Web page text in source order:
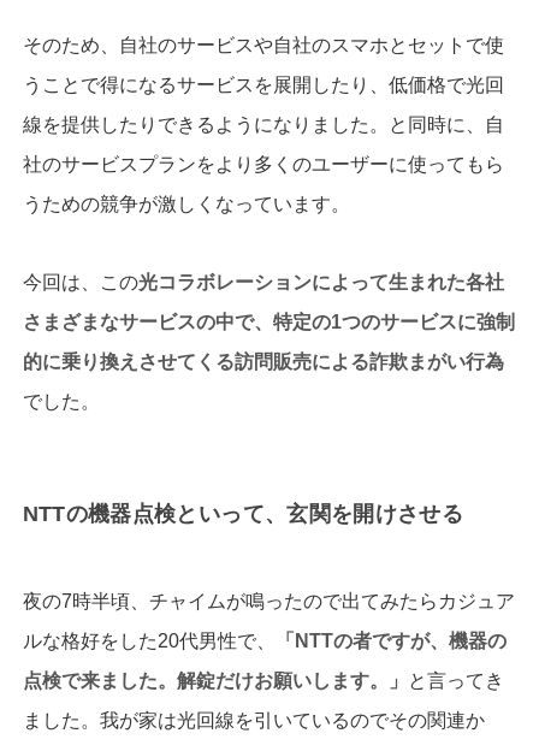
そのため、自社のサービスや自社のスマホとセットで使
うことで得になるサービスを展開したり、低価格で光回
線を提供したりできるようになりました。と同時に、自
社のサービスプランをより多くのユーザーに使ってもら
うための競争が激しくなっています。
今回は、この光コラボレーションによって生まれた各社
さまざまなサービスの中で、特定の1つのサービスに強制
的に乗り換えさせてくる訪問販売による詐欺まがい行為
でした。
NTTの機器点検といって、玄関を開けさせる
夜の7時半頃、チャイムが鳴ったので出てみたらカジュア
ルな格好をした20代男性で、
「 NTTの者ですが、機器の
点検で来ました。解錠だけお願いします。」
と言ってき
ました。我が家は光回線を引いているのでその関連か